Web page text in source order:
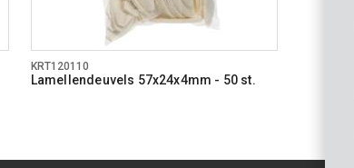
KRT120110
Lamellendeuvels 57x24x4mm - 50 st.